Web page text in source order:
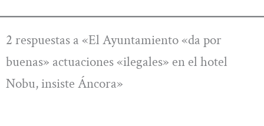
2 respuestas a «El Ayuntamiento «da por
buenas» actuaciones «ilegales» en el hotel
Nobu, insiste Áncora»